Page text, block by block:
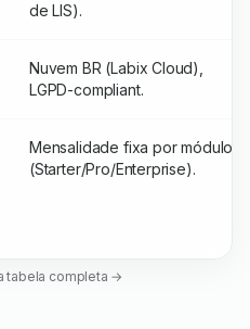
de LIS).
Nuvem BR (Labix Cloud),
LGPD-compliant.
Mensalidade fixa por módulo
(Starter/Pro/Enterprise).
tabela completa →